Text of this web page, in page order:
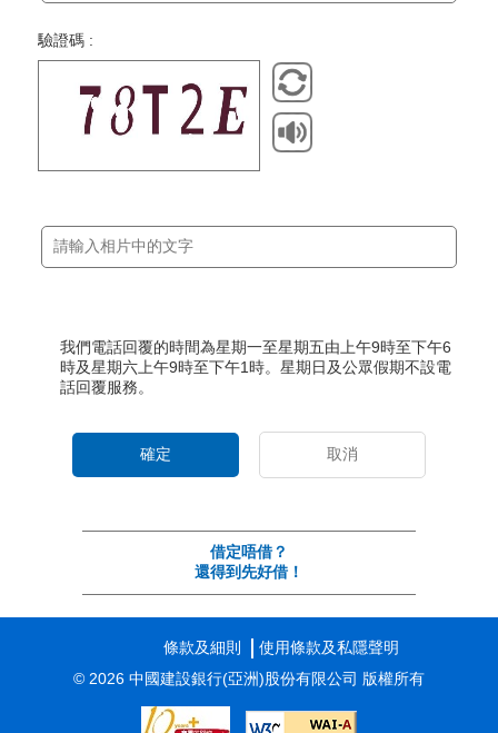
驗證碼 :
我們電話回覆的時間為星期一至星期五由上午9時至下午6
時及星期六上午9時至下午1時。星期日及公眾假期不設電
話回覆服務。
確定 取消
借定唔借？
還得到先好借！
條款及細則
使用條款及私隱聲明
© 2026 中國建設銀行(亞洲)股份有限公司 版權所有